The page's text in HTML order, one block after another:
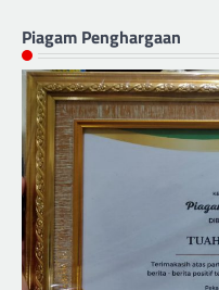
Piagam Penghargaan